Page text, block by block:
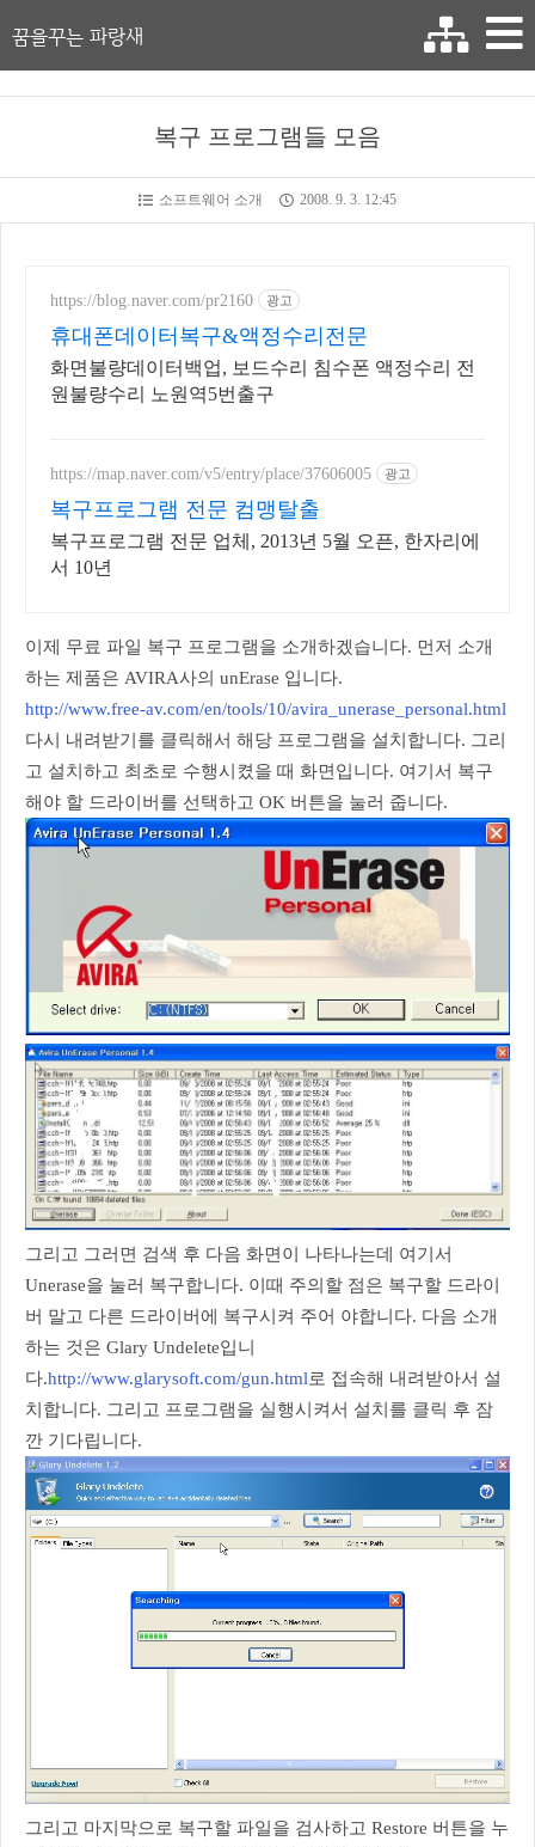
꿈을꾸는 파랑새
복구 프로그램들 모음
소프트웨어 소개 2008. 9. 3. 12:45
https://blog.naver.com/pr2160 광고
휴대폰데이터복구&액정수리전문
화면불량데이터백업, 보드수리 침수폰 액정수리 전
원불량수리 노원역5번출구
https://map.naver.com/v5/entry/place/37606005 광고
복구프로그램 전문 컴맹탈출
복구프로그램 전문 업체, 2013년 5월 오픈, 한자리에
서 10년
이제 무료 파일 복구 프로그램을 소개하겠습니다. 먼저 소개
하는 제품은 AVIRA사의 unErase 입니다.
http://www.free-av.com/en/tools/10/avira_unerase_personal.html
다시 내려받기를 클릭해서 해당 프로그램을 설치합니다. 그리
고 설치하고 최초로 수행시켰을 때 화면입니다. 여기서 복구
해야 할 드라이버를 선택하고 OK 버튼을 눌러 줍니다.
그리고 그러면 검색 후 다음 화면이 나타나는데 여기서
Unerase을 눌러 복구합니다. 이때 주의할 점은 복구할 드라이
버 말고 다른 드라이버에 복구시켜 주어 야합니다. 다음 소개
하는 것은 Glary Undelete입니
다.http://www.glarysoft.com/gun.html로 접속해 내려받아서 설
치합니다. 그리고 프로그램을 실행시켜서 설치를 클릭 후 잠
깐 기다립니다.
그리고 마지막으로 복구할 파일을 검사하고 Restore 버튼을 누